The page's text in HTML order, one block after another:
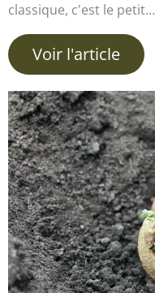
classique, c'est le petit…
Voir l'article